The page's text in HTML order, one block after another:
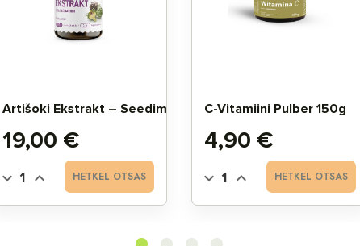
Artišoki Ekstrakt – Seedimise Toetuseks
Hind
19,00 €
HETKEL OTSAS
C-Vitamiini Pulber 150g
Hind
4,90 €
HETKEL OTSAS